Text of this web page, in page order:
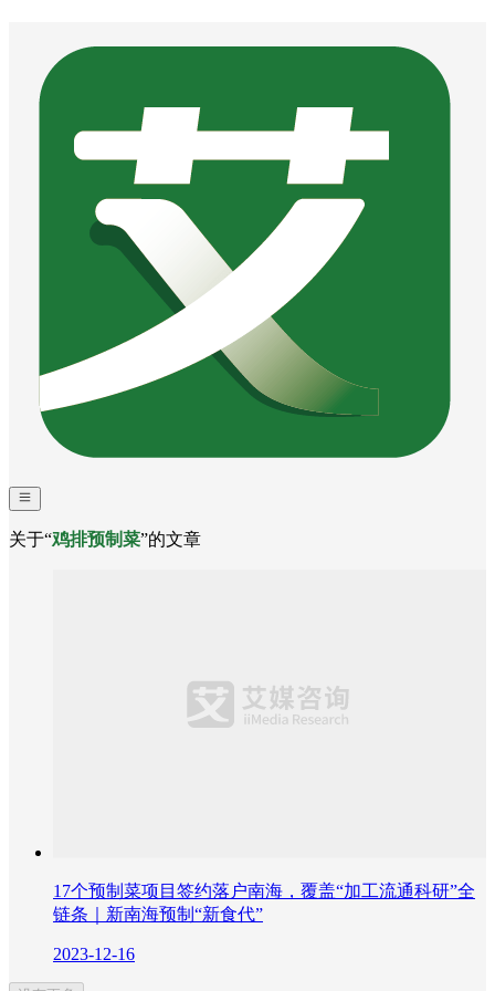
关于“鸡排预制菜”的文章
17个预制菜项目签约落户南海，覆盖“加工流通科研”全
链条｜新南海预制“新食代”
2023-12-16